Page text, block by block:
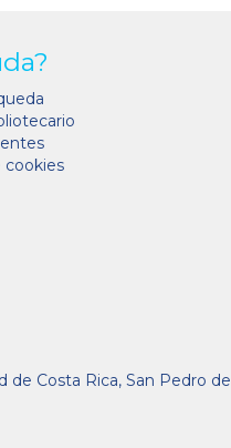
cookies
de Costa Rica, San Pedro de